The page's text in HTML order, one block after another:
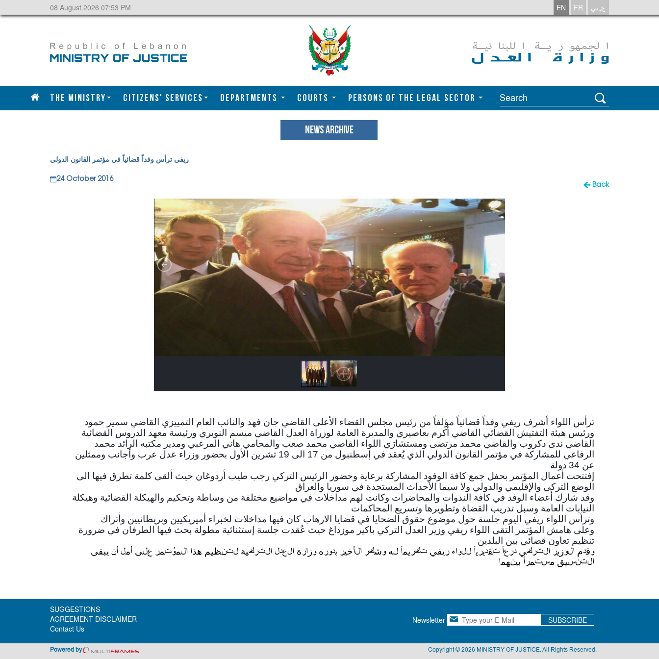
08 August 2026 07:53 PM EN FR عربي
The Ministry CITIZENS' SERVICES DEPARTMENTS COURTS Persons of the Legal Sector
NEWS ARCHIVE
ريفي ترأس وفداً قضائياً في مؤتمر القانون الدولي
Back
24 October 2016
ترأس اللواء أشرف ريفي وفداً قضائياً مؤلفاً من رئيس مجلس القضاء الأعلى القاضي جان فهد والنائب العام التمييزي القاضي سمير حمود
ورئيس هيئة التفتيش القضائي القاضي أكرم بعاصيري والمديرة العامة لوزراة العدل القاضي ميسم النويري ورئيسة معهد الدروس القضائية
القاضي ندى دكروب والقاضي محمد مرتضى ومستشارَي اللواء القاضي محمد صعب والمحامي هاني المرعبي ومدير مكتبه الرائد محمد
الرفاعي للمشاركة في مؤتمر القانون الدولي الذي يُعقد في إسطنبول من 17 الى 19 تشرين الأول بحضور وزراء عدل عرب وأجانب وممثلين
عن 34 دولة
إفتتحت أعمال المؤتمر بحفل جمع كافة الوفود المشاركة برعاية وحضور الرئيس التركي رجب طيب أردوغان حيث ألقى كلمة تطرق فيها الى
الوضع التركي والإقليمي والدولي ولا سيما الأحداث المستجدة في سوريا والعراق
وقد شارك أعضاء الوفد في كافة الندوات والمحاضرات وكانت لهم مداخلات في مواضيع مختلفة من وساطة وتحكيم والهيكلة القضائية وهيكلة
النيابات العامة وسبل تدريب القضاة وتطويرها وتسريع المحاكمات
وترأس اللواء ريفي اليوم جلسة حول موضوع حقوق الضحايا في قضايا الارهاب كان فيها مداخلات لخبراء أميريكيين وبريطانيين وأتراك
وعلى هامش المؤتمر التقى اللواء ريفي وزير العدل التركي باكير موزداغ حيث عُقدت جلسة إستثنائية مطولة بحث فيها الطرفان في ضرورة
تنظيم تعاون قضائي بين البلدين
وقدم الوزير التركي درعاً تقديرياً للواء ريفي تكريماً له وشكر الأخير بدوره وزارة العدل التركية لتنظيم هذا المؤتمر على أمل أن يبقى
التنسيق مستمراً بينهما
SUGGESTIONS
AGREEMENT DISCLAIMER
Contact Us
Newsletter SUBSCRIBE
Powered by Copyright © 2026 MINISTRY OF JUSTICE. All Rights Reserved.